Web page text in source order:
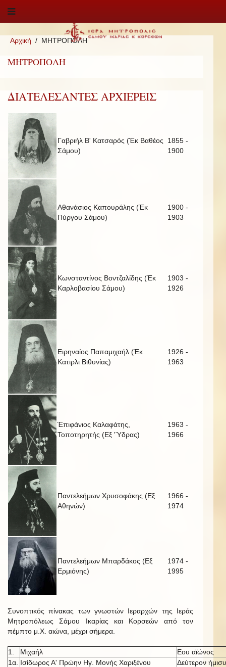
Αρχική ΜΗΤΡΟΠΟΛΗ
ΜΗΤΡΟΠΟΛΗ
ΔΙΑΤΕΛΕΣΑΝΤΕΣ ΑΡΧΙΕΡΕΙΣ
Γαβριήλ Β' Κατσαρός (Έκ Βαθέος
Σάμου)
1855 -
1900
Αθανάσιος Καπουράλης (Έκ
Πύργου Σάμου)
1900 -
1903
Κωνσταντίνος Βοντζαλίδης (Έκ
Καρλοβασίου Σάμου)
1903 -
1926
Ειρηναίος Παπαμιχαήλ (Έκ
Κατιρλι Βιθυνίας)
1926 -
1963
Έπιφάνιος Καλαφάτης,
Τοποτηρητής (Εξ 'Ύδρας)
1963 -
1966
Παντελεήμων Χρυσοφάκης (Εξ
Αθηνών)
1966 -
1974
Παντελεήμων Μπαρδάκος (Εξ
Ερμιόνης)
1974 -
1995
Συνοπτικός πίνακας των γνωστών Ιεραρχών της Ιεράς
Μητροπόλεως Σάμου Ικαρίας και Κορσεών από τον
πέμπτο μ.Χ. αιώνα, μέχρι σήμερα.
1. Μιχαήλ
Εου αϊώνος
1α. Ισίδωρος Α' Πρώην Ηγ. Μονής Χαριξένου
Δεύτερον